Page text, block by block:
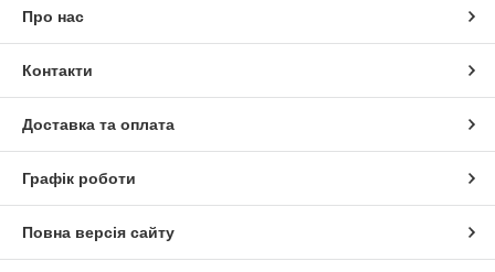
Про нас
Контакти
Доставка та оплата
Графік роботи
Повна версія сайту